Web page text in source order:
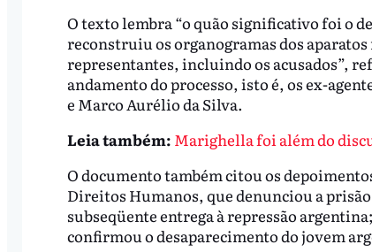
O texto lembra “o quão significativo foi o
reconstruiu os organogramas dos
representantes, incluindo os acusados”,
andamento do processo, isto é, os ex-
e Marco Aurélio da Silva.
Leia também: Marighella foi além do
O documento também citou os
Direitos Humanos, que denunciou a
subseqüente entrega à repressão
confirmou o desaparecimento do jovem